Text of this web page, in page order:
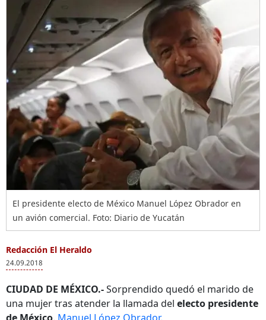
El presidente electo de México Manuel López Obrador en
un avión comercial. Foto: Diario de Yucatán
Redacción El Heraldo
24.09.2018
CIUDAD DE MÉXICO.-Sorprendido quedó el marido de
una mujer tras atender la llamada del electo presidente